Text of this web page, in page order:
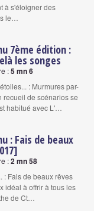
à s'éloigner des
le…
7ème édition :
les songes
:5 mn 6
: Murmures par-
recueil de scénarios se
habitué avec L'…
: Fais de beaux
:2 mn 58
: Fais de beaux rêves
idéal à offrir à tous les
de Ct…